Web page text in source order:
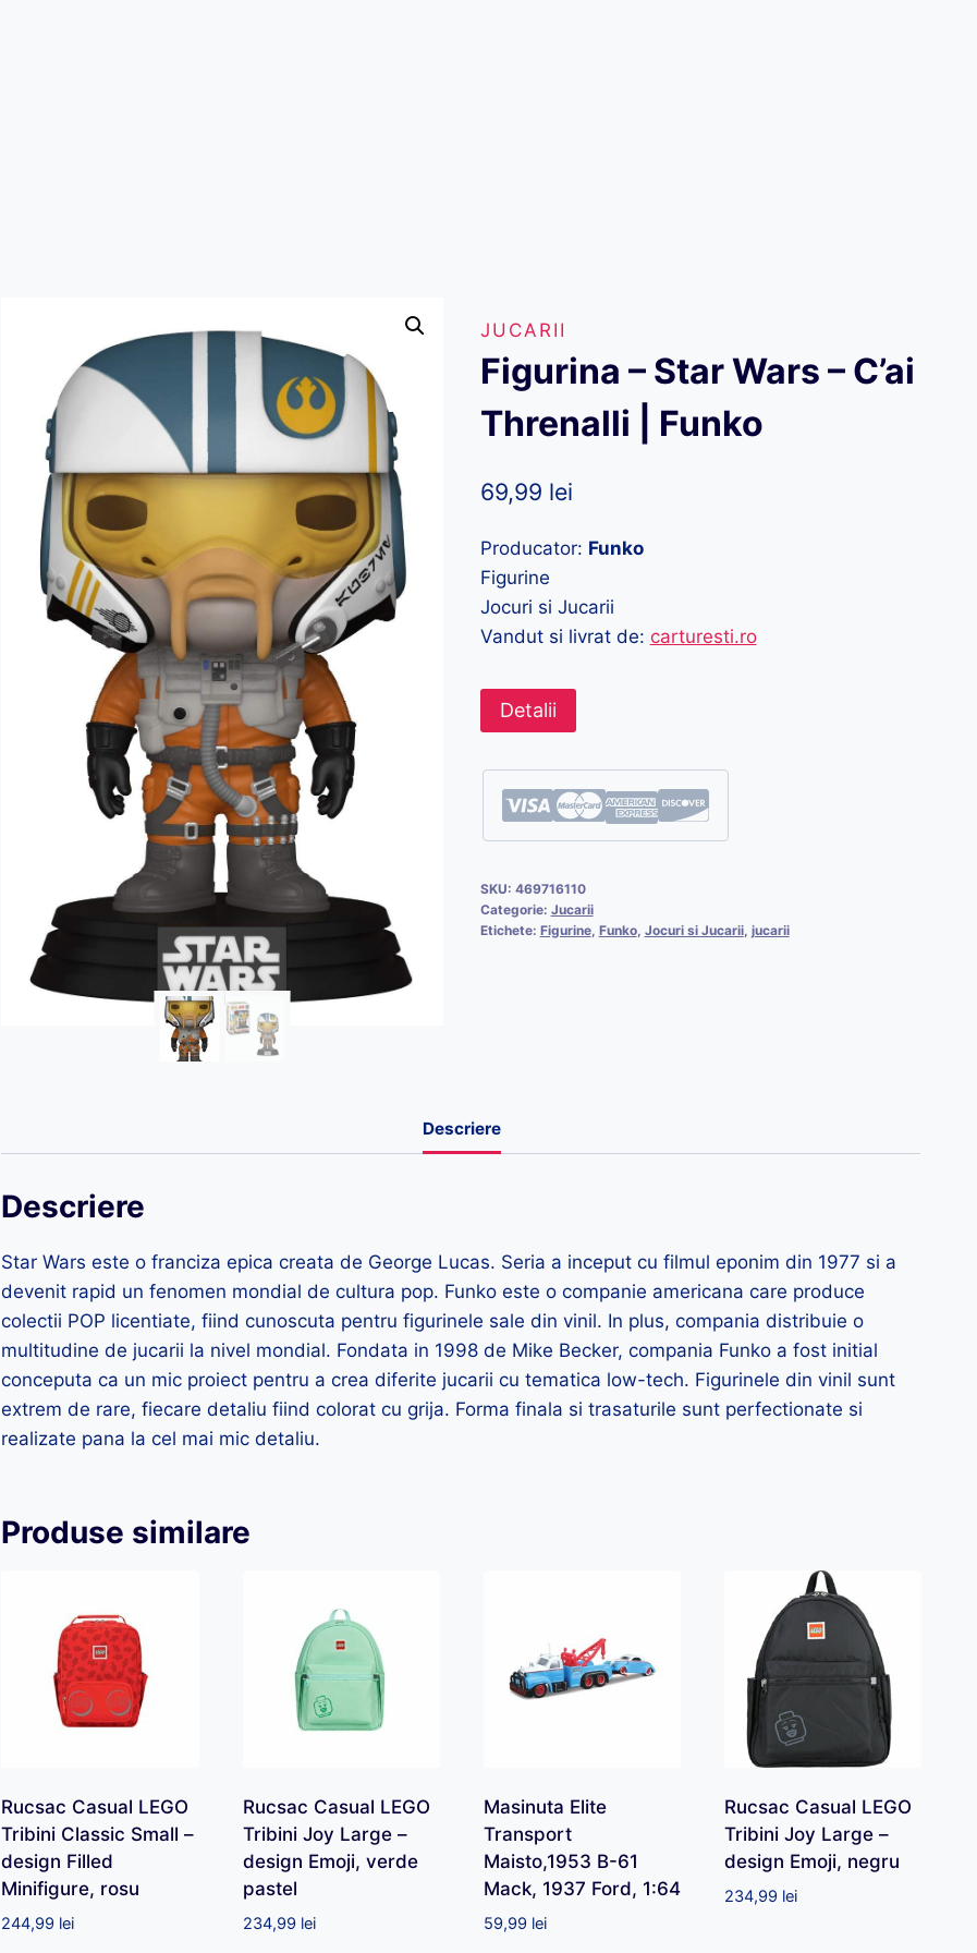
JUCARII
Figurina – Star Wars – C’ai
Threnalli | Funko
69,99 lei
Producator: Funko
Figurine
Jocuri si Jucarii
Vandut si livrat de: carturesti.ro
Detalii
SKU: 469716110
Categorie: Jucarii
Etichete: Figurine, Funko, Jocuri si Jucarii, jucarii
Descriere
Descriere
Star Wars este o franciza epica creata de George Lucas. Seria a inceput cu filmul eponim din 1977 si a
devenit rapid un fenomen mondial de cultura pop. Funko este o companie americana care produce
colectii POP licentiate, fiind cunoscuta pentru figurinele sale din vinil. In plus, compania distribuie o
multitudine de jucarii la nivel mondial. Fondata in 1998 de Mike Becker, compania Funko a fost initial
conceputa ca un mic proiect pentru a crea diferite jucarii cu tematica low-tech. Figurinele din vinil sunt
extrem de rare, fiecare detaliu fiind colorat cu grija. Forma finala si trasaturile sunt perfectionate si
realizate pana la cel mai mic detaliu.
Produse similare
Rucsac Casual LEGO
Tribini Classic Small –
design Filled
Minifigure, rosu
244,99 lei
Rucsac Casual LEGO
Tribini Joy Large –
design Emoji, verde
pastel
234,99 lei
Masinuta Elite
Transport
Maisto,1953 B-61
Mack, 1937 Ford, 1:64
59,99 lei
Rucsac Casual LEGO
Tribini Joy Large –
design Emoji, negru
234,99 lei